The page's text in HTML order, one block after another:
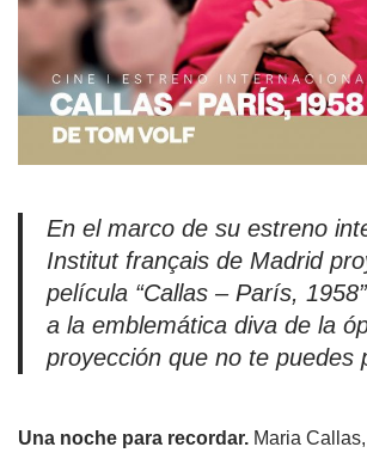
En el marco de su estreno
Institut français de Madrid
película “Callas – París,
a la emblemática diva de la
proyección que no te puedes
Una noche para recordar. Maria